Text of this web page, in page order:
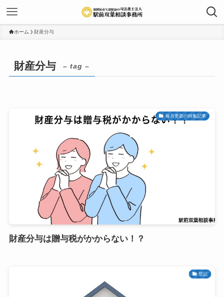
ホーム 財産分与
財産分与 – tag –
毎月更新の特集記事
財産分与は贈与税がかからない！？
登記